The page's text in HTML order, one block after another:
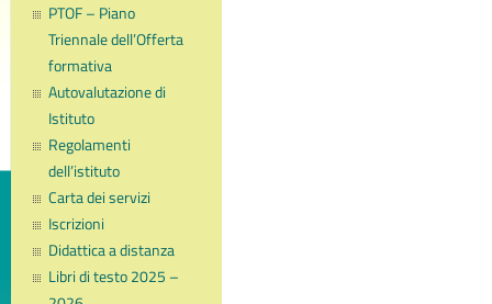
PTOF – Piano
Triennale dell’Offerta
formativa
Autovalutazione di
Istituto
Regolamenti
dell’istituto
Carta dei servizi
Iscrizioni
Didattica a distanza
Libri di testo 2025 –